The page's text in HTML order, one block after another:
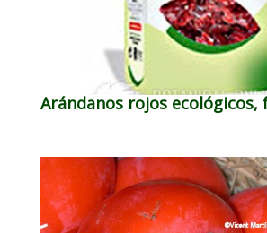
Arándanos rojos ecológicos,